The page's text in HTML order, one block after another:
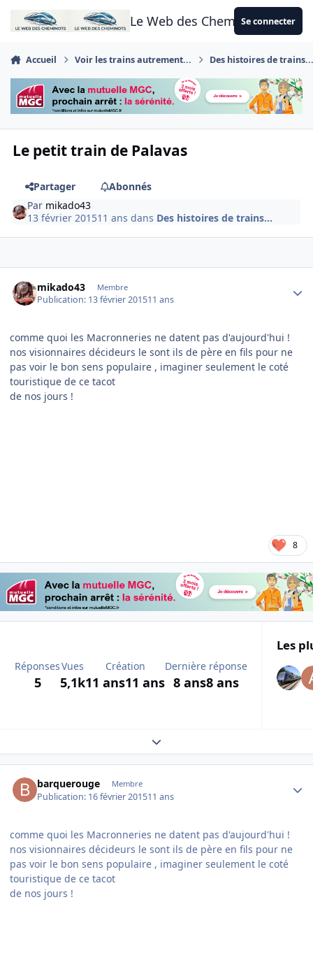
Aller au contenu
Le Web des CheminotsSe connecter
Accueil Voir les trains autrement... Des histoires de
Le petit train de Palavas
Partager
Abonnés
Par mikado43
13 février 201511 ans dans Des histoires de trains...
mikado43 Membre
Publication: 13 février 201511 ans
comme quoi les Macronneries ne datent pas d'aujourd'hui !
nos visionnaires décideurs le sont ils de père en fils pour ne
pas voir le bon sens populaire , imaginer seulement le coté
touristique de ce tacot
de nos jours !
8
Réponses
5
Vues
5,1k
Création
11 ans11 ans
Dernière réponse
8 ans8 ans
Les
Expand topic overview
barquerouge Membre
Publication: 16 février 201511 ans
comme quoi les Macronneries ne datent pas d'aujourd'hui !
nos visionnaires décideurs le sont ils de père en fils pour ne
pas voir le bon sens populaire , imaginer seulement le coté
touristique de ce tacot
de nos jours !